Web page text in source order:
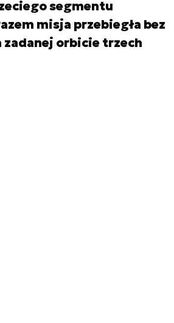
segmentu
misja przebiegła bez
zadanej orbicie trzech